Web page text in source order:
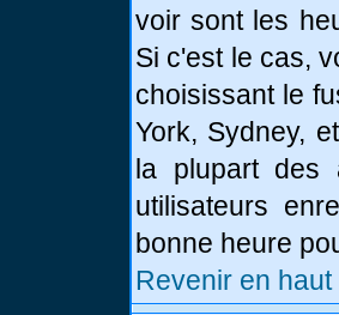
voir sont les
Si c'est le cas,
choisissant le
York, Sydney,
la plupart des
utilisateurs
bonne heure
Revenir en haut